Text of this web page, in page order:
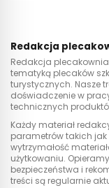
Redakcja
Redakcja
tematyką plecaków
turystycznych. Nasze
doświadczenie w
technicznych
Każdy materiał
parametrów takich
wytrzymałość
użytkowaniu.
bezpieczeństwa i
treści są regularnie